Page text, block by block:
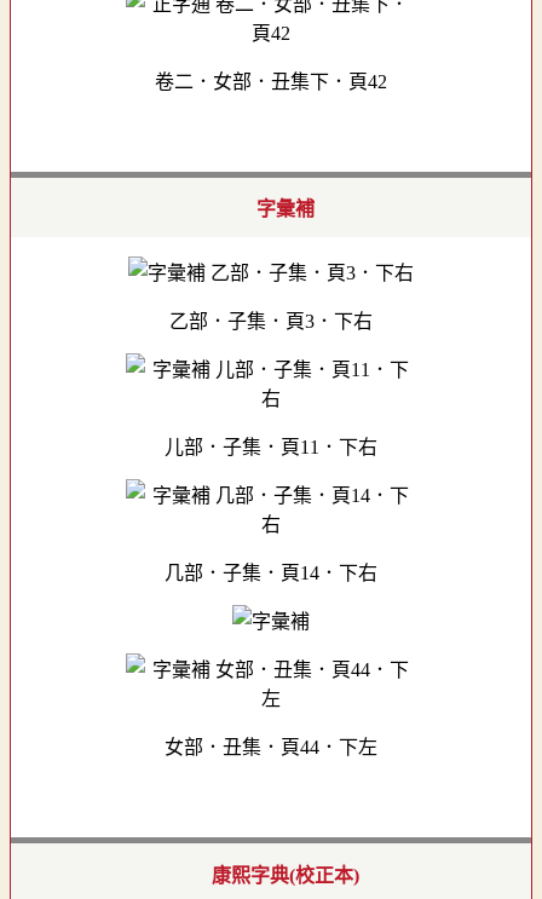
卷二．女部．丑集下．頁42
字彙補
乙部．子集．頁3．下右
儿部．子集．頁11．下右
几部．子集．頁14．下右
女部．丑集．頁44．下左
康熙字典(校正本)